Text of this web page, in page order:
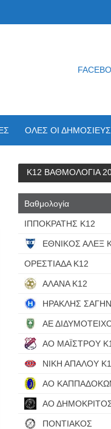
ΟΛΕΣ ΟΙ
Κ12 ΒΑΘΜΟΛΟΓΙΑ
Βαθμολογία
ΙΠΠΟΚΡΑΤΗΣ Κ12
ΕΘΝΙΚΟΣ ΑΛΕΞ
ΟΡΕΣΤΙΑΔΑ Κ12
ΑΛΑΝΑ Κ12
ΗΡΑΚΛΗΣ
ΑΕ
ΑΟ ΜΑΪΣΤΡΟΥ
ΝΙΚΗ ΑΠΑΛΟΥ
ΑΟ
ΑΟ
ΠΟΝΤΙΑΚΟΣ